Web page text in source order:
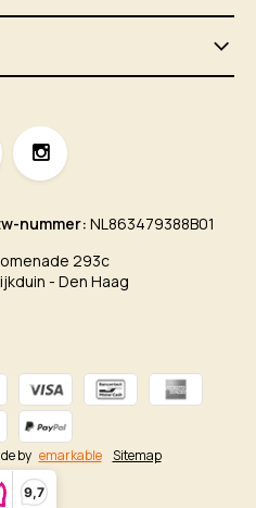
9,7
293c
- Den Haag
nummer: NL863479388B01
by emarkable Sitemap